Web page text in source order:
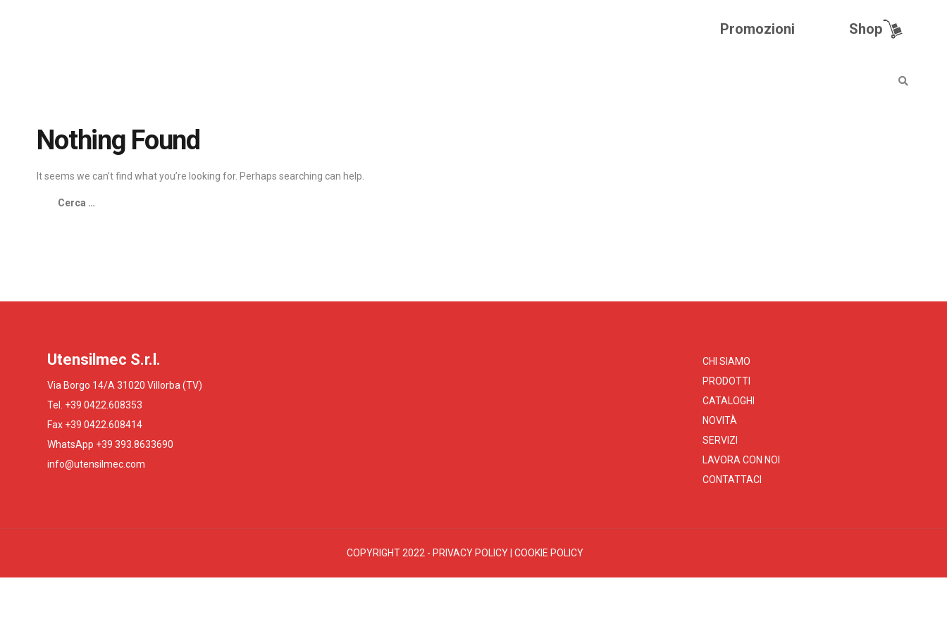
Promozioni Shop
Nothing Found
It seems we can’t find what you’re looking for. Perhaps searching can help.
Utensilmec S.r.l.
Via Borgo 14/A 31020 Villorba (TV)
Tel. +39 0422.608353
Fax +39 0422.608414
WhatsApp +39 393.8633690
info@utensilmec.com
CHI SIAMO
PRODOTTI
CATALOGHI
NOVITÀ
SERVIZI
LAVORA CON NOI
CONTATTACI
COPYRIGHT 2022 - PRIVACY POLICY| COOKIE POLICY